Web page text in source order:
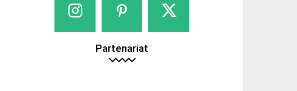
Partenariat